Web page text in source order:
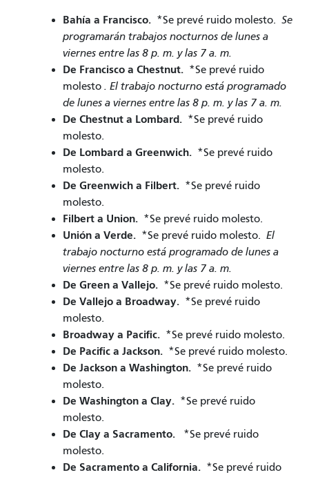
Bahía a Francisco. *Se prevé ruido molesto. Se
programarán trabajos nocturnos de lunes a
viernes entre las 8 p. m. y las 7 a. m.
De Francisco a Chestnut. *Se prevé ruido
molesto . El trabajo nocturno está programado
de lunes a viernes entre las 8 p. m. y las 7 a. m.
De Chestnut a Lombard. *Se prevé ruido
molesto.
De Lombard a Greenwich. *Se prevé ruido
molesto.
De Greenwich a Filbert. *Se prevé ruido
molesto.
Filbert a Union. *Se prevé ruido molesto.
Unión a Verde. *Se prevé ruido molesto. El
trabajo nocturno está programado de lunes a
viernes entre las 8 p. m. y las 7 a. m.
De Green a Vallejo. *Se prevé ruido molesto.
De Vallejo a Broadway. *Se prevé ruido
molesto.
Broadway a Pacific. *Se prevé ruido molesto.
De Pacific a Jackson. *Se prevé ruido molesto.
De Jackson a Washington. *Se prevé ruido
molesto.
De Washington a Clay. *Se prevé ruido
molesto.
De Clay a Sacramento.
*Se prevé ruido
molesto.
De Sacramento a California. *Se prevé ruido